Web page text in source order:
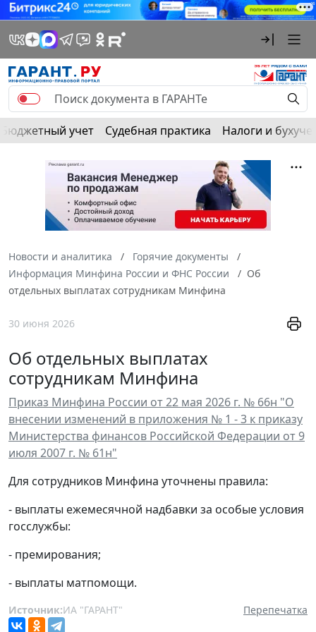
Бюджетный учет Судебная практика Налоги и
Новости и аналитика
Горячие документы
Информация Минфина России и ФНС России
Об
отдельных выплатах сотрудникам Минфина
30 июня 2026
Об отдельных выплатах
сотрудникам Минфина
Приказ Минфина России от 22 мая 2026 г. № 66н "О
внесении изменений в приложения № 1 - 3 к приказу
Министерства финансов Российской Федерации от 9
июля 2007 г. № 61н"
Для сотрудников Минфина уточнены правила:
- выплаты ежемесячной надбавки за особые условия
госслужбы:
- премирования;
- выплаты матпомощи.
Источник:ИА "ГАРАНТ" Перепечатка